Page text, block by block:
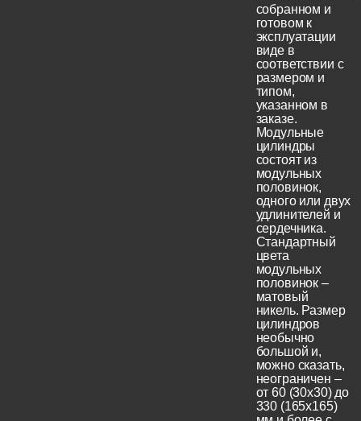
собранном и
готовом к
эксплуатации
виде в
соответствии с
размером и
типом,
указанном в
заказе.
Модульные
цилиндры
состоят из
модульных
половинок,
одного или двух
удлинителей и
сердечника.
Стандартный
цвета
модульных
половинок –
матовый
никель. Размер
цилиндров
необычно
большой и,
можно сказать,
неограничен –
от 60 (30x30) до
330 (165х165)